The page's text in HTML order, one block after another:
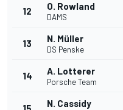
12 O. Rowland
DAMS
13 N. Müller
DS Penske
14 A. Lotterer
Porsche Team
N. Cassidy